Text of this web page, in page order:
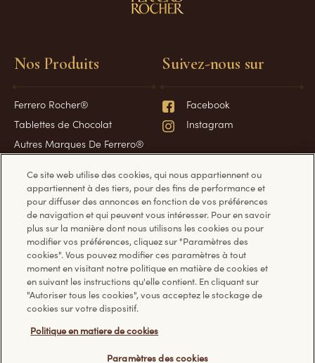
Nos Produits
Ferrero Rocher®
Tablettes de Chocolat
Autres Marques De Ferrero®
Spécialités de Pâques
Des questions ?
Foire aux questions
Nous contacter
Informations
Politique en matière de
témoins
Suivez-nous sur
Facebook
Instagram
Ce site web utilise des cookies, qui nous appartiennent ou
appartiennent à des tiers, pour des fins de performance et
pour diffuser des annonces en fonction de vos préférences
de navigation et qui peuvent vous intéresser. Pour en savoir
plus sur la manière dont nous utilisons les cookies ou pour
modifier vos préférences, cliquez sur "Paramètres des
cookies". Vous pouvez modifier ces paramètres à tout
moment en visitant notre politique en matière de cookies et
en suivant les instructions qu'elle contient. En cliquant sur
"Autoriser tous les cookies", vous acceptez le stockage de
cookies sur votre dispositif.
Politique en matiere de cookies
Paramètres des cookies